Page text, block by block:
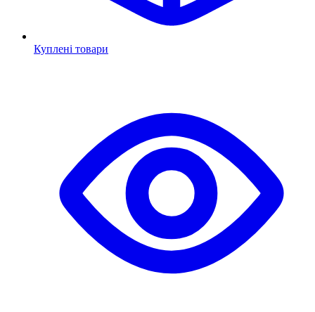
Куплені товари